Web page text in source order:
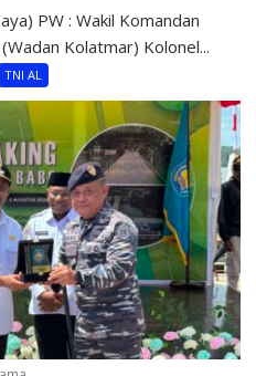
PW : Wakil Komandan
Kolatmar) Kolonel...
TNI AL